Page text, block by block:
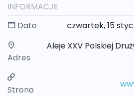
INFORMACJE
Data
czwartek, 15
Adres
Aleje XXV Polskiej
Strona